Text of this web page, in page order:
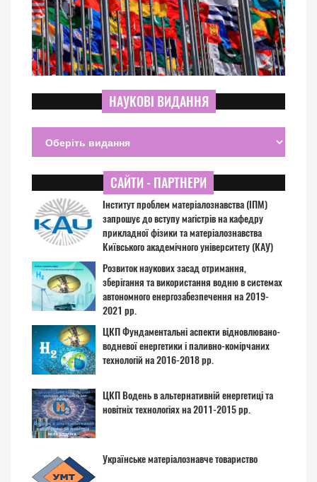
НАУКОВІ ВИДАННЯ
САЙТИ - ПАРТНЕРИ
Інститут проблем матеріалознавства (ІПМ)
запрошує до вступу магістрів на кафедру
прикладної фізики та матеріалознавства
Київського академічного університету (КАУ)
Розвиток наукових засад отримання,
зберігання та використання водню в системах
автономного енергозабезпечення на 2019-
2021 рр.
ЦКП Фундаментальні аспекти відновлювано-
водневої енергетики і паливно-комірчаних
технологій на 2016-2018 рр.
ЦКП Водень в альтернативній енергетиці та
новітніх технологіях на 2011-2015 рр.
Українське матеріалознавче товариство